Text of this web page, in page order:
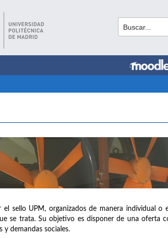
sello UPM, organizados de manera individual o
se trata. Su objetivo es disponer de una oferta
y demandas sociales.